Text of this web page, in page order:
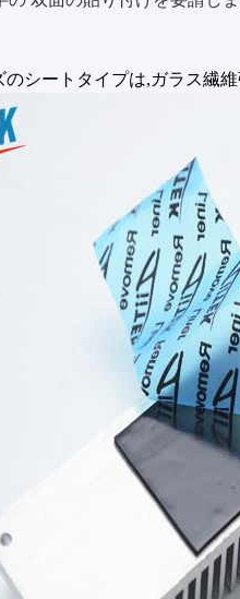
のシートタイプは,ガラス繊